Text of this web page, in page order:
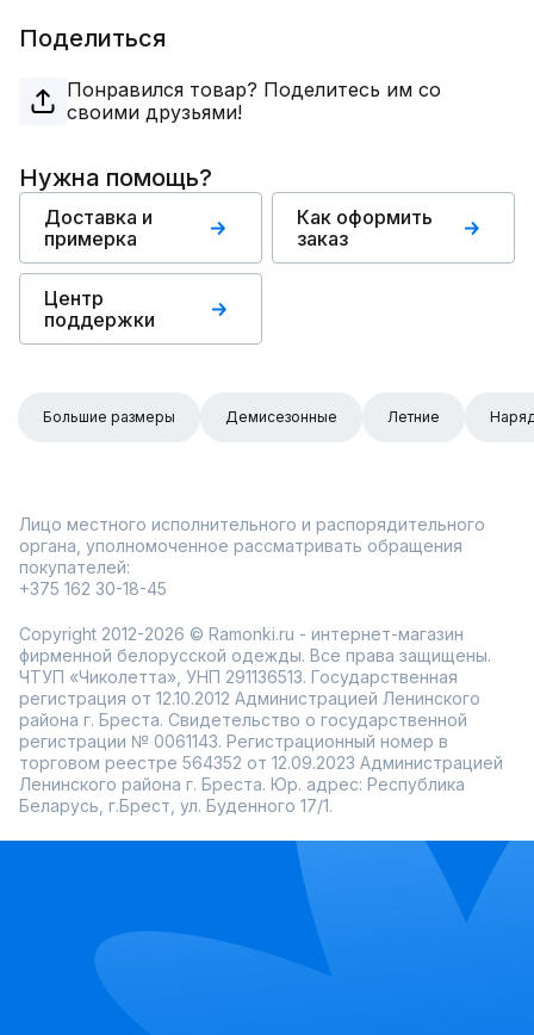
Поделиться
Понравился товар? Поделитесь им со
своими друзьями!
Нужна помощь?
Доставка и
примерка
Как оформить
заказ
Центр
поддержки
Большие размеры Демисезонные Летние
Лицо местного исполнительного и распорядительного
органа, уполномоченное рассматривать обращения
покупателей:
+375 162 30-18-45
Copyright 2012-2026 © Ramonki.ru - интернет-магазин
фирменной белорусской одежды. Все права защищены.
ЧТУП «Чиколетта», УНП 291136513. Государственная
регистрация от 12.10.2012 Администрацией Ленинского
района г. Бреста. Свидетельство о государственной
регистрации № 0061143. Регистрационный номер в
торговом реестре 564352 от 12.09.2023 Администрацией
Ленинского района г. Бреста. Юр. адрес: Республика
Беларусь, г.Брест, ул. Буденного 17/1.